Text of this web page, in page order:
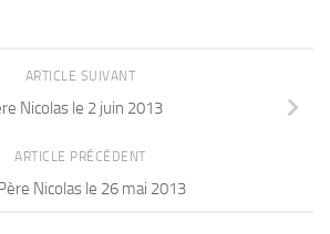
ARTICLE SUIVANT
Nicolas le 2 juin 2013
ARTICLE PRÉCÉDENT
Nicolas le 26 mai 2013